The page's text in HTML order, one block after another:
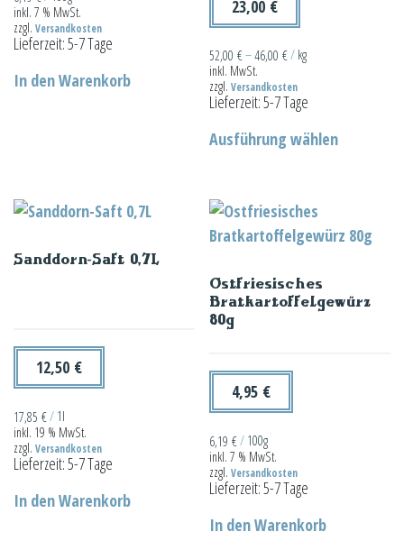
inkl. 7 % MwSt.
zzgl. Versandkosten
Lieferzeit:5-7 Tage
In den Warenkorb
23,00 €
52,00€–46,00€/ kg
inkl. MwSt.
zzgl.Versandkosten
Lieferzeit:5-7 Tage
Ausführung wählenProdukt
auf.
Optionen
Sanddorn-Saft 0,7L
12,50 €
17,85 €/ 1l
inkl. 19 % MwSt.
zzgl. Versandkosten
Lieferzeit:5-7 Tage
In den Warenkorb
Ostfriesisches
Bratkartoffelgewürz
80g
4,95 €
6,19€/ 100g
inkl. 7 % MwSt.
zzgl.Versandkosten
Lieferzeit:5-7 Tage
In den Warenkorb